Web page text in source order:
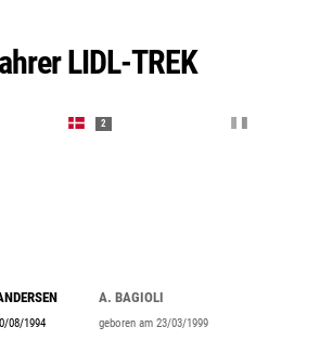
LIDL-TREK
08/1994
2
A. BAGIOLI
geboren am 23/03/1999